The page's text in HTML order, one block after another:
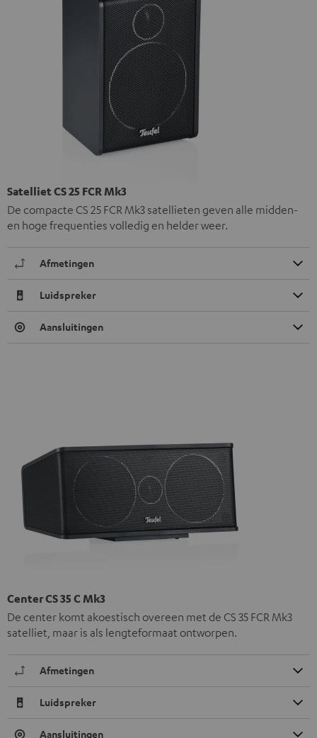
Satelliet CS 25 FCR Mk3
De compacte CS 25 FCR Mk3 satellieten geven alle midden-
en hoge frequenties volledig en helder weer.
Afmetingen
Luidspreker
Aansluitingen
Center CS 35 C Mk3
De center komt akoestisch overeen met de CS 35 FCR Mk3
satelliet, maar is als lengteformaat ontworpen.
Afmetingen
Luidspreker
Aansluitingen